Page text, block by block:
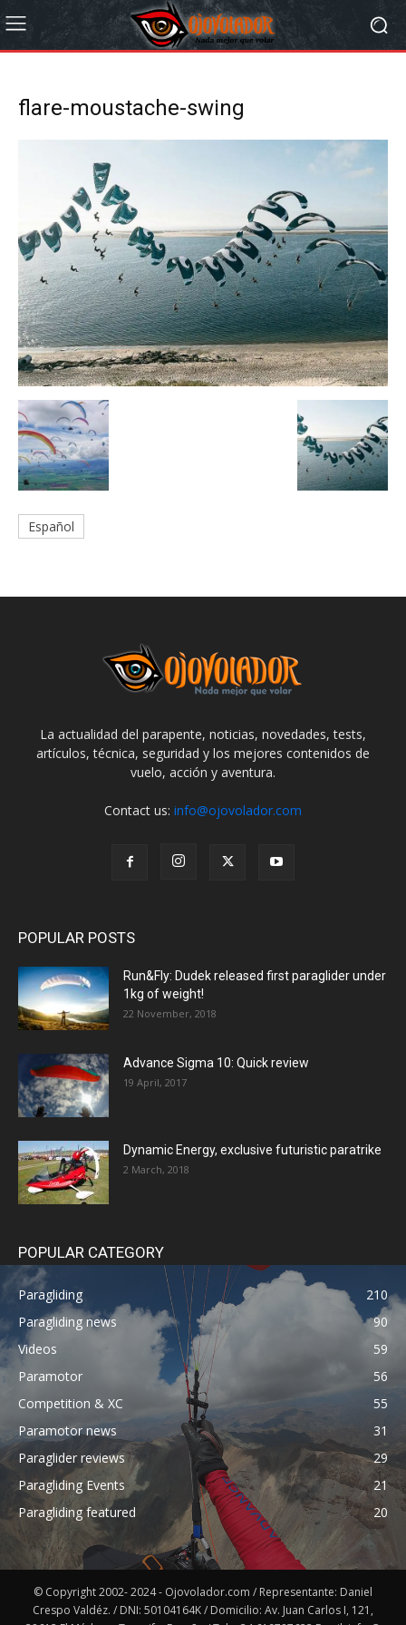
flare-moustache-swing
Español
La actualidad del parapente, noticias, novedades, tests,
artículos, técnica, seguridad y los mejores contenidos de
vuelo, acción y aventura.
Contact us: info@ojovolador.com
POPULAR POSTS
Run&Fly: Dudek released first paraglider under
1kg of weight!
22 November, 2018
Advance Sigma 10: Quick review
19 April, 2017
Dynamic Energy, exclusive futuristic paratrike
2 March, 2018
POPULAR CATEGORY
Paragliding
210
Paragliding news
90
Videos
59
Paramotor
56
Competition & XC
55
Paramotor news
31
Paraglider reviews
29
Paragliding Events
21
Paragliding featured
20
© Copyright 2002- 2024 - Ojovolador.com / Representante: Daniel
Crespo Valdéz. / DNI: 50104164K / Domicilio: Av. Juan Carlos I, 121,